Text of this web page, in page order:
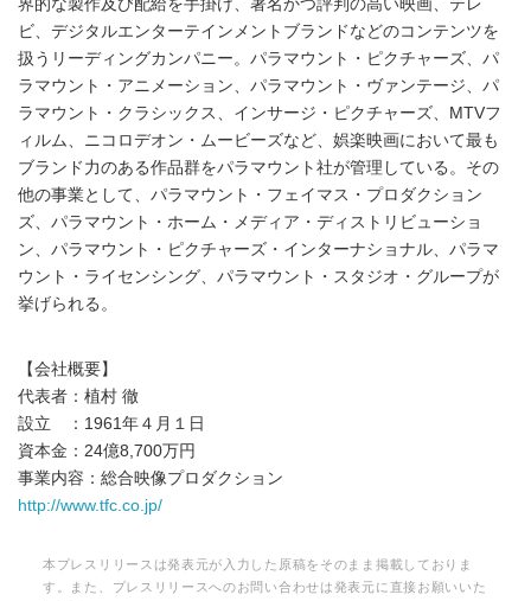
界的な製作及び配給を手掛け、著名かつ評判の高い映画、テレ
ビ、デジタルエンターテインメントブランドなどのコンテンツを
扱うリーディングカンパニー。パラマウント・ピクチャーズ、パ
ラマウント・アニメーション、パラマウント・ヴァンテージ、パ
ラマウント・クラシックス、インサージ・ピクチャーズ、MTVフ
ィルム、ニコロデオン・ムービーズなど、娯楽映画において最も
ブランド力のある作品群をパラマウント社が管理している。その
他の事業として、パラマウント・フェイマス・プロダクション
ズ、パラマウント・ホーム・メディア・ディストリビューショ
ン、パラマウント・ピクチャーズ・インターナショナル、パラマ
ウント・ライセンシング、パラマウント・スタジオ・グループが
挙げられる。
【会社概要】
代表者：植村 徹
設立 ：1961年４月１日
資本金：24億8,700万円
事業内容：総合映像プロダクション
http://www.tfc.co.jp/
本プレスリリースは発表元が入力した原稿をそのまま掲載しておりま
す。また、プレスリリースへのお問い合わせは発表元に直接お願いいた